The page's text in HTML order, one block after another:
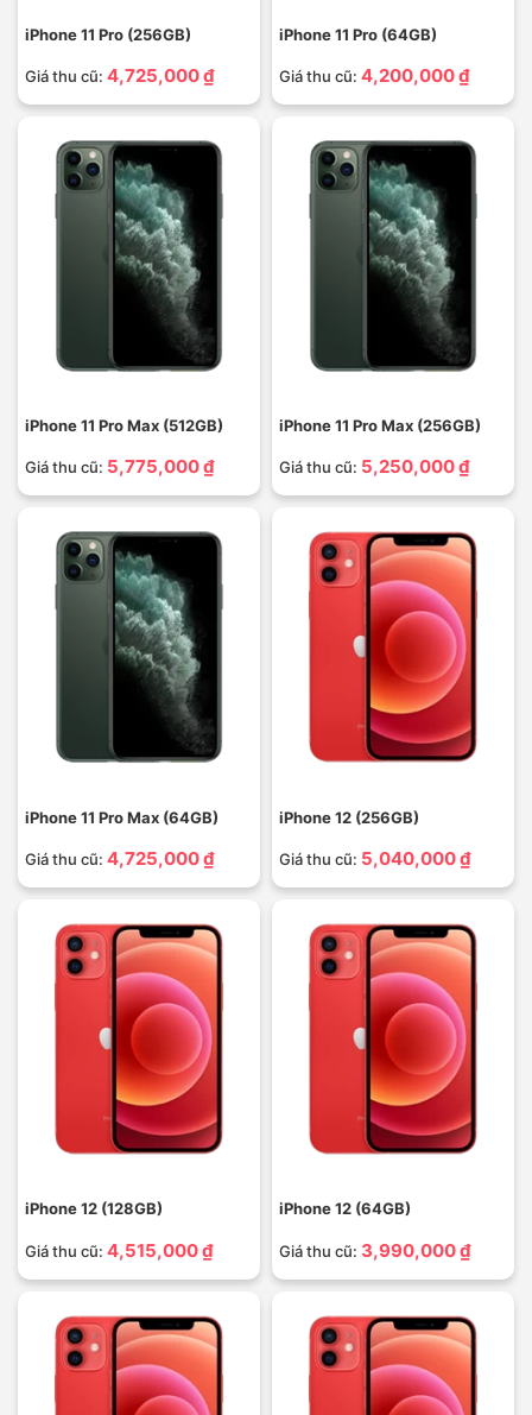
iPhone 11 Pro (256GB)
Giá thu cũ: 4,725,000 ₫
iPhone 11 Pro (64GB)
Giá thu cũ: 4,200,000 ₫
iPhone 11 Pro Max (512GB)
Giá thu cũ: 5,775,000 ₫
iPhone 11 Pro Max (256GB)
Giá thu cũ: 5,250,000 ₫
iPhone 11 Pro Max (64GB)
Giá thu cũ: 4,725,000 ₫
iPhone 12 (256GB)
Giá thu cũ: 5,040,000 ₫
iPhone 12 (128GB)
Giá thu cũ: 4,515,000 ₫
iPhone 12 (64GB)
Giá thu cũ: 3,990,000 ₫